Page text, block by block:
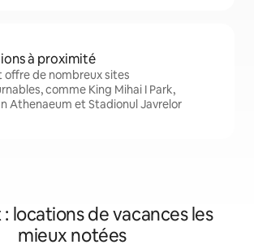
à proximité
offre de nombreux sites
comme King Mihai I Park,
Athenaeum et Stadionul Javrelor
locations de vacances les
mieux notées